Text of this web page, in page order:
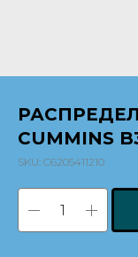
CUMMINS
SKU: C6205411210